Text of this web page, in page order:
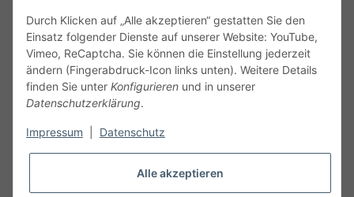
Germany
Phone:+49 40 5287270
Fax:+49 40 5281050
Email:sales@tow-automotive.de
Durch Klicken auf „Alle akzeptieren“ gestatten Sie den
Einsatz folgender Dienste auf unserer Website: YouTube,
Vimeo, ReCaptcha. Sie können die Einstellung jederzeit
ändern (Fingerabdruck-Icon links unten). Weitere Details
finden Sie unter Konfigurieren und in unserer
Datenschutzerklärung.
Impressum Datenschutz
Alle akzeptieren